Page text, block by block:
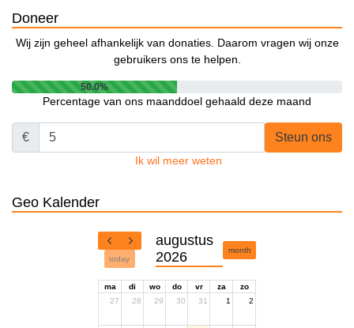
Doneer
Wij zijn geheel afhankelijk van donaties. Daarom vragen wij onze
gebruikers ons te helpen.
50.0%
Percentage van ons maanddoel gehaald deze maand
€ Steun ons
Ik wil meer weten
Geo Kalender
today
augustus
2026
month
ma di wo do vr za
zo
27
28 29 30 31 1 2